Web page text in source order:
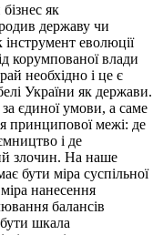
як
державу чи
еволюції
корумпованої влади
необхідно і це є
України як держави.
єдиної умови, а саме
принципової межі: де
і де
злочин. На наше
бути міра суспільної
нанесення
балансів
шкала